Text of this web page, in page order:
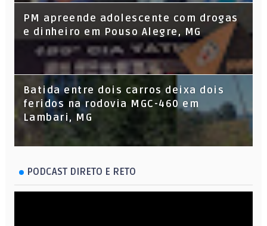
PM apreende adolescente com drogas
e dinheiro em Pouso Alegre, MG
Batida entre dois carros deixa dois
feridos na rodovia MGC-460 em
Lambari, MG
PODCAST DIRETO E RETO